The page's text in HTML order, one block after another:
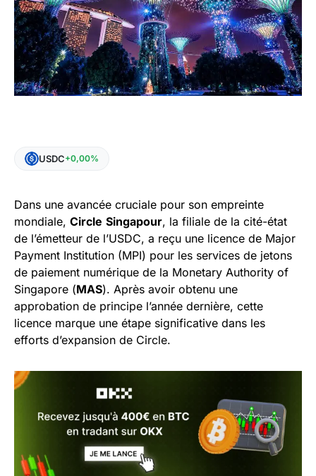
USDC+0,00%
Dans une avancée cruciale pour son empreinte
mondiale, Circle Singapour, la filiale de la cité-état
de l’émetteur de l’USDC, a reçu une licence de Major
Payment Institution (MPI) pour les services de jetons
de paiement numérique de la Monetary Authority of
Singapore (MAS). Après avoir obtenu une
approbation de principe l’année dernière, cette
licence marque une étape significative dans les
efforts d’expansion de Circle.